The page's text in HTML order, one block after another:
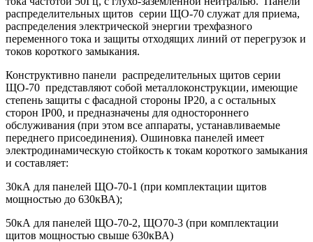
распределительных щитов серии ЩО-70 служат для приема,
распределения электрической энергии трехфазного
переменного тока и защиты отходящих линий от перегрузок и
токов короткого замыкания.
Конструктивно панели распределительных щитов серии
ЩО-70 представляют собой металлоконструкции, имеющие
степень защиты с фасадной стороны IP20, а с остальных
сторон IP00, и предназначены для одностороннего
обслуживания (при этом все аппараты, устанавливаемые
переднего присоединения). Ошиновка панелей имеет
электродинамическую стойкость к токам короткого замыкания
и составляет:
30кА для панелей ЩО-70-1 (при комплектации щитов
мощностью до 630кВА);
50кА для панелей ЩО-70-2, ЩО70-3 (при комплектации
щитов мощностью свыше 630кВА)